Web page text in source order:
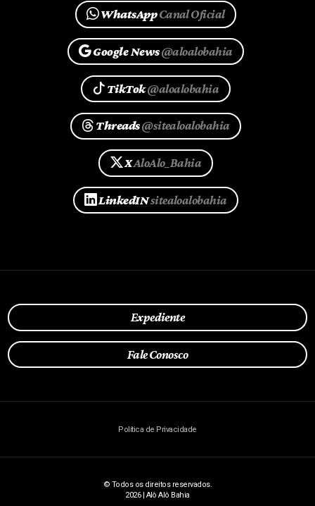
WhatsAppCanal Oficial
Google News@aloalobahia
TikTok@aloalobahia
Threads@sitealoalobahia
XAloAlo_Bahia
LinkedINsitealoalobahia
Expediente
Fale Conosco
Política de Privacidade
© Todos os direitos reservados.
2026 | Alô Alô Bahia